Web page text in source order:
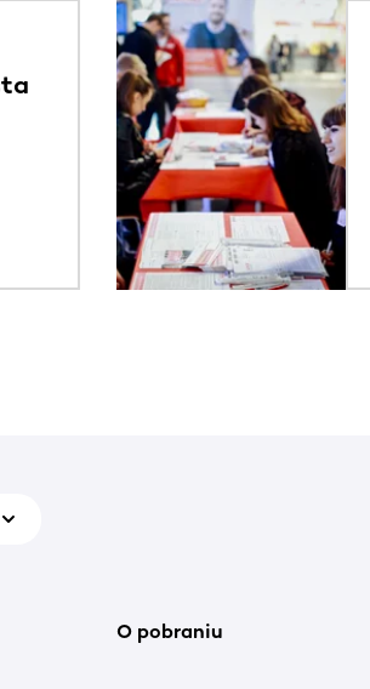
przesuń palcem, aby zobaczyć
O pobraniu